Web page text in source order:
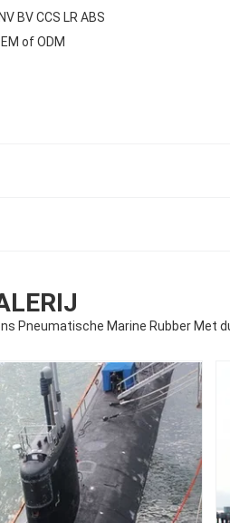
BV CCS LR ABS
of ODM
Pneumatische Marine Rubber Met